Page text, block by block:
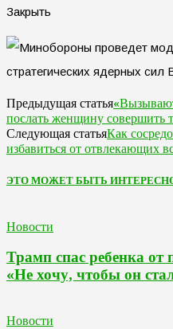
Закрыть
Предыдущая статья
послать женщину совершить
Следующая статьяКак
избавиться от отвлекающих
ЭТО МОЖЕТ БЫТЬ
Новости
Трамп спас ребенка от
«Не хочу, чтобы он
Новости